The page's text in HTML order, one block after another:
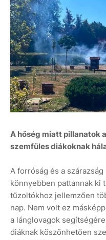
A hőség miatt pillanatok
szemfüles diákoknak
A forróság és a
könnyebben pattannak ki
tűzoltókhoz jellemzően
nap. Nem volt ez
a lánglovagok
diáknak köszönhetően